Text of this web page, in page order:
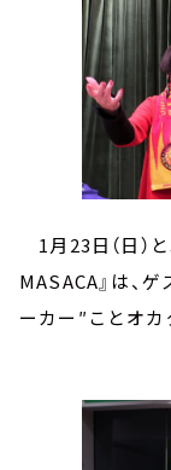
1月23日（日）
MASACA』は、
ーカー″ことオカ